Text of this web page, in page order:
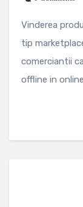
Vinderea
tip
comerciantii
offline in